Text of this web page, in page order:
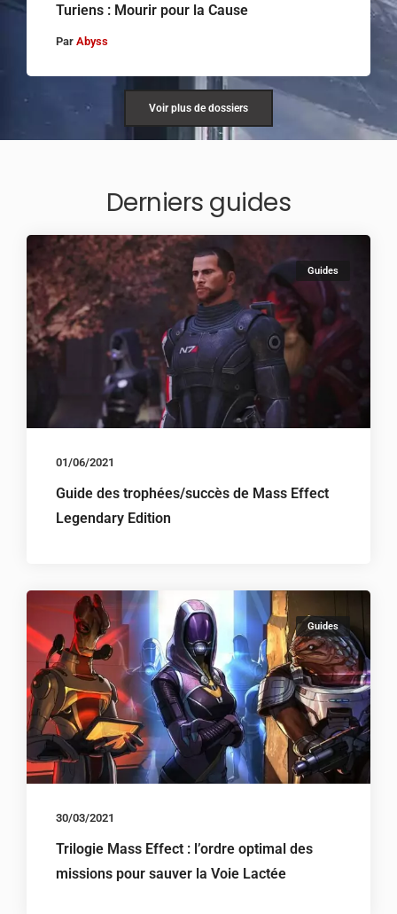
Turiens : Mourir pour la Cause
Par Abyss
Voir plus de dossiers
Derniers guides
Guides
01/06/2021
Guide des trophées/succès de Mass Effect
Legendary Edition
Guides
30/03/2021
Trilogie Mass Effect : l’ordre optimal des
missions pour sauver la Voie Lactée